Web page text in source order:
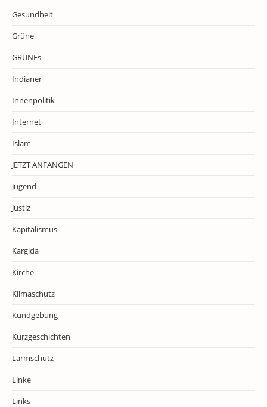
Gesundheit
Grüne
GRÜNEs
Indianer
Innenpolitik
Internet
Islam
JETZT ANFANGEN
Jugend
Justiz
Kapitalismus
Kargida
Kirche
Klimaschutz
Kundgebung
Kurzgeschichten
Lärmschutz
Linke
Links